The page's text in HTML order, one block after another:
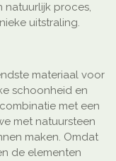
natuurlijk proces,
uitstraling.
materiaal voor
schoonheid en
met een
met natuursteen
maken. Omdat
de elementen